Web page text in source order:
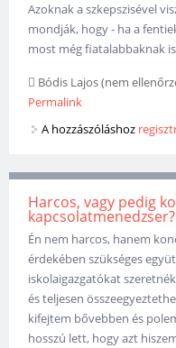
Azoknak a szkepszisével
mondják, hogy - ha a
most még fiatalabbaknak
Bódis Lajos (nem
Permalink
A hozzászóláshoz
Harcos, vagy pedig
kapcsolatmenedzser?
Én nem harcos, hanem
érdekében szükséges
iskolaigazgatókat
és teljesen
kifejtem bővebben és
hosszú lett, hogy azt